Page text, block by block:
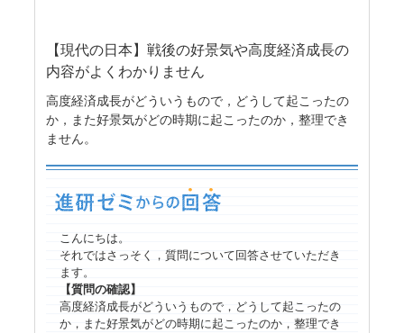
【現代の日本】戦後の好景気や高度経済成長の
内容がよくわかりません
高度経済成長がどういうもので，どうして起こったの
か，また好景気がどの時期に起こったのか，整理でき
ません。
こんにちは。
それではさっそく，質問について回答させていただき
ます。
【質問の確認】
高度経済成長がどういうもので，どうして起こったの
か，また好景気がどの時期に起こったのか，整理でき